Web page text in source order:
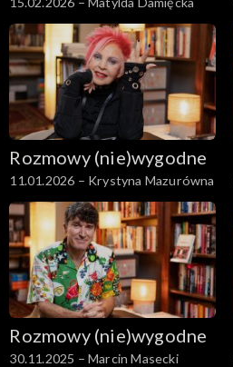
Rozmowy (nie)wygodne
11.01.2026 – Krystyna Mazurówna
Rozmowy (nie)wygodne
30.11.2025 – Marcin Masecki